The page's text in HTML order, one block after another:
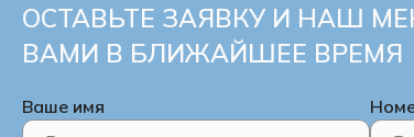
ОСТАВЬТЕ ЗАЯВКУ И НАШ
ВАМИ В БЛИЖАЙШЕЕ ВРЕМЯ
Ваше имя